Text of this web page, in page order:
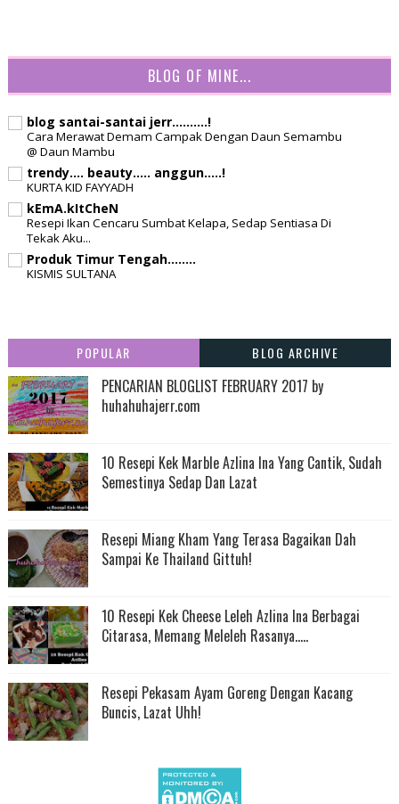
BLOG OF MINE...
blog santai-santai jerr..........!
Cara Merawat Demam Campak Dengan Daun Semambu
@ Daun Mambu
trendy.... beauty..... anggun.....!
KURTA KID FAYYADH
kEmA.kItCheN
Resepi Ikan Cencaru Sumbat Kelapa, Sedap Sentiasa Di
Tekak Aku...
Produk Timur Tengah........
KISMIS SULTANA
POPULAR BLOG ARCHIVE
PENCARIAN BLOGLIST FEBRUARY 2017 by
huhahuhajerr.com
10 Resepi Kek Marble Azlina Ina Yang Cantik, Sudah
Semestinya Sedap Dan Lazat
Resepi Miang Kham Yang Terasa Bagaikan Dah
Sampai Ke Thailand Gittuh!
10 Resepi Kek Cheese Leleh Azlina Ina Berbagai
Citarasa, Memang Meleleh Rasanya.....
Resepi Pekasam Ayam Goreng Dengan Kacang
Buncis, Lazat Uhh!